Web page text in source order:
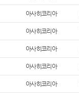
아사히코리아
아사히코리아
아사히코리아
아사히코리아
아사히코리아